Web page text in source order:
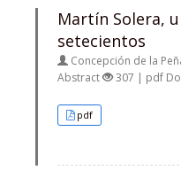
Martín Solera,
setecientos
Concepción de la
Abstract
307 | pdf
pdf